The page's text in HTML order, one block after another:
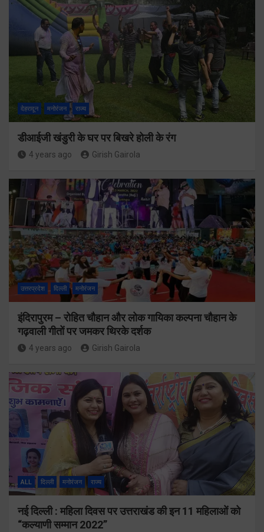
देहरादून मनोरंजन राज्य
डीआईजी खंडुरी के घर पर बिखरे होली के रंग
4 years ago Girish Gairola
उत्तरप्रदेश दिल्ली मनोरंजन
इंदिरापुरम – रोहित चौहान और लोक गायिका कल्पना चौहान के
गढ़वाली गीतों पर जमकर थिरके दर्शक
4 years ago Girish Gairola
ALL दिल्ली मनोरंजन राज्य
नई दिल्ली : महिला दिवस पर उत्तराखंड की इन 11 महिलाओं को
“कल्याणी सम्मान 2022”